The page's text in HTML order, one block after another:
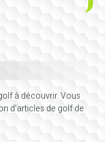
à découvrir. Vous
d’articles de golf de